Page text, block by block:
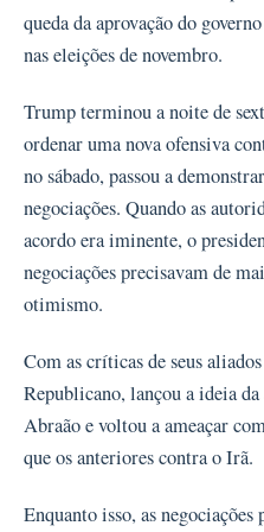
queda da aprovação do
nas eleições de novembro.
Trump terminou a noite de
ordenar uma nova ofensiva
no sábado, passou a
negociações. Quando as
acordo era iminente, o
negociações precisavam de
otimismo.
Com as críticas de seus
Republicano, lançou a ideia
Abraão e voltou a ameaçar
que os anteriores contra o Irã.
Enquanto isso, as